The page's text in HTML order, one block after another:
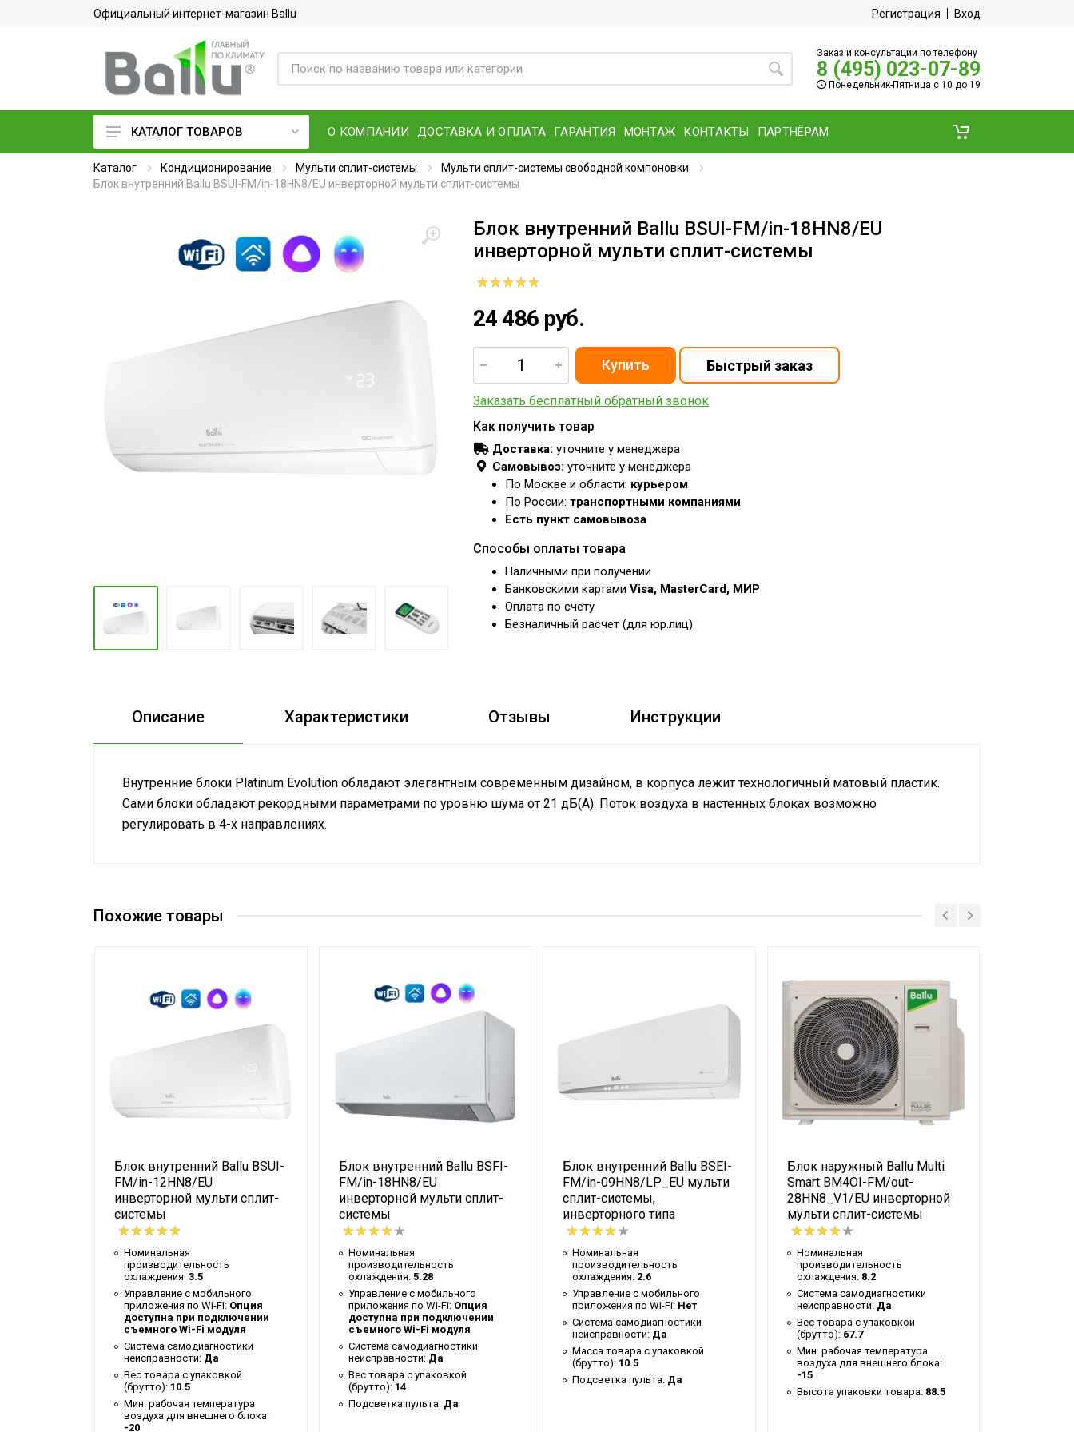
Официальный интернет-магазин Ballu Регистрация Вход
Заказ и консультации по телефону
8 (495) 023-07-89
Понедельник-Пятница с 10 до 19
Кондиционеры воздуха
Водонагреватели
Электросушилки для рук
КАТАЛОГ ТОВАРОВ О КОМПАНИИ ДОСТАВКА И ОПЛАТА ГАРАНТИЯ МОНТАЖ КОНТАКТЫ ПАРТНЁРАМ
Каталог Кондиционирование Мульти сплит-системы
Мульти сплит-системы свободной компоновки
Блок внутренний Ballu BSUI-FM/in-18HN8/EU инверторной мульти сплит-системы
Блок внутренний Ballu BSUI-FM/in-18HN8/EU
инверторной мульти сплит-системы
24 486 руб.
Заказать бесплатный обратный звонок
Как получить товар
Доставка: уточните у менеджера
Самовывоз: уточните у менеджера
По Москве и области: курьером
По России: транспортными компаниями
Есть пункт самовывоза
Способы оплаты товара
Наличными при получении
Банковскими картами Visa, MasterCard, МИР
Оплата по счету
Безналичный расчет (для юр.лиц)
Описание Характеристики Отзывы Инструкции
Внутренние блоки Platinum Evolution обладают элегантным современным дизайном, в корпуса лежит технологичный матовый пластик.
Сами блоки обладают рекордными параметрами по уровню шума от 21 дБ(А). Поток воздуха в настенных блоках возможно
регулировать в 4-х направлениях.
Управление c
Система
самодиагностики
Вес товара с упаковкой
Мин. рабочая
температура воздуха для
-20
Таймер на отключение
Работает с Марусей
Высота упаковки товара
Работает с Алисой
Таймер на включение
Гарантийный документ
Гарантийный талон
Высота внутр. блока
Глубина упаковки товара
Ширина упаковки товара
Память заданных
параметров работы
Похожие товары
Блок внутренний Ballu BSUI-
FM/in-12HN8/EU
инверторной мульти сплит-
системы
Номинальная
производительность
охлаждения: 3.5
Управление c мобильного
приложения по Wi-Fi: Опция
доступна при подключении
съемного Wi-Fi модуля
Система самодиагностики
неисправности: Да
Вес товара с упаковкой
(брутто): 10.5
Мин. рабочая температура
воздуха для внешнего блока:
-20
Блок внутренний Ballu BSFI-
FM/in-18HN8/EU
инверторной мульти сплит-
системы
Номинальная
производительность
охлаждения: 5.28
Управление c мобильного
приложения по Wi-Fi: Опция
доступна при подключении
съемного Wi-Fi модуля
Система самодиагностики
неисправности: Да
Вес товара с упаковкой
(брутто): 14
Подсветка пульта: Да
Блок внутренний Ballu BSEI-
FM/in-09HN8/LP_EU мульти
сплит-системы,
инверторного типа
Номинальная
производительность
охлаждения: 2.6
Управление c мобильного
приложения по Wi-Fi: Нет
Система самодиагностики
неисправности: Да
Масса товара с упаковкой
(брутто): 10.5
Подсветка пульта: Да
Блок наружный Ballu Multi
Smart BM4OI-FM/out-
28HN8_V1/EU инверторной
мульти сплит-системы
Номинальная
производительность
охлаждения: 8.2
Система самодиагностики
неисправности: Да
Вес товара с упаковкой
(брутто): 67.7
Мин. рабочая температура
воздуха для внешнего блока:
-15
Высота упаковки товара: 88.5